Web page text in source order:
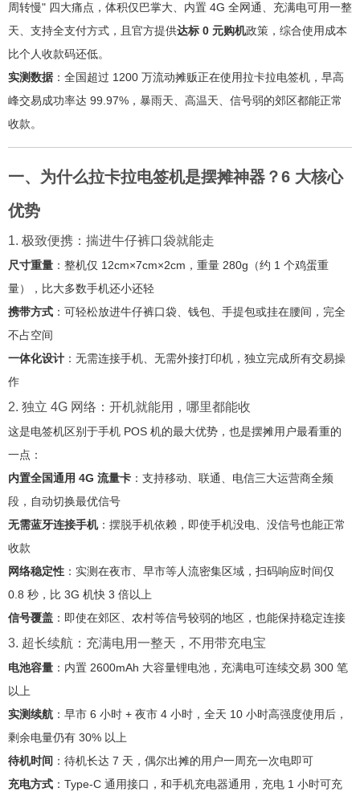
周转慢" 四大痛点，体积仅巴掌大、内置 4G 全网通、充满电可用一整
天、支持全支付方式，且官方提供达标 0 元购机政策，综合使用成本
比个人收款码还低。
实测数据 ：全国超过 1200 万流动摊贩正在使用拉卡拉电签机，早高
峰交易成功率达 99.97%，暴雨天、高温天、信号弱的郊区都能正常
收款。
一、为什么拉卡拉电签机是摆摊神器？6 大核心
优势
1. 极致便携：揣进牛仔裤口袋就能走
尺寸重量 ：整机仅 12cm×7cm×2cm，重量 280g（约 1 个鸡蛋重
量），比大多数手机还小还轻
携带方式 ：可轻松放进牛仔裤口袋、钱包、手提包或挂在腰间，完全
不占空间
一体化设计 ：无需连接手机、无需外接打印机，独立完成所有交易操
作
2. 独立 4G 网络：开机就能用，哪里都能收
这是电签机区别于手机 POS 机的最大优势，也是摆摊用户最看重的
一点：
内置全国通用 4G 流量卡 ：支持移动、联通、电信三大运营商全频
段，自动切换最优信号
无需蓝牙连接手机：摆脱手机依赖，即使手机没电、没信号也能正常
收款
网络稳定性 ：实测在夜市、早市等人流密集区域，扫码响应时间仅
0.8 秒，比 3G 机快 3 倍以上
信号覆盖 ：即使在郊区、农村等信号较弱的地区，也能保持稳定连接
3. 超长续航：充满电用一整天，不用带充电宝
电池容量 ：内置 2600mAh 大容量锂电池，充满电可连续交易 300 笔
以上
实测续航 ：早市 6 小时 + 夜市 4 小时，全天 10 小时高强度使用后，
剩余电量仍有 30% 以上
待机时间 ：待机长达 7 天，偶尔出摊的用户一周充一次电即可
充电方式 ：Type-C 通用接口，和手机充电器通用，充电 1 小时可充